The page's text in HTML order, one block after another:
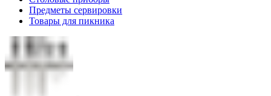
Предметы сервировки
Товары для пикника